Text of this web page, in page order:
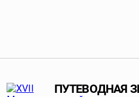
ПУТЕВОДНАЯ